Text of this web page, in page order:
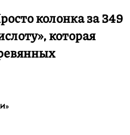
колонка за 349
которая